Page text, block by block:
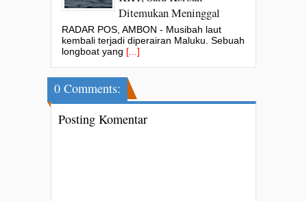
Ditemukan Meninggal
RADAR POS, AMBON - Musibah laut
kembali terjadi diperairan Maluku. Sebuah
longboat yang [...]
0 Comments:
Posting Komentar